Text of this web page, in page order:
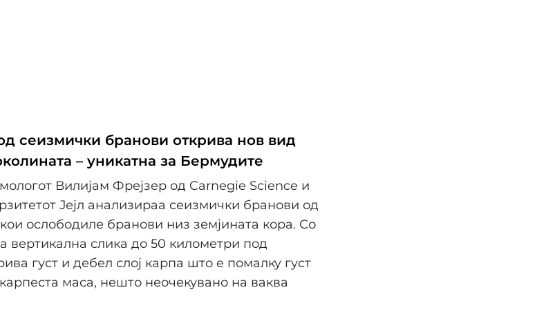
сеизмички бранови открива нов вид
– уникатна за Бермудите
Вилијам Фрејзер од Carnegie Science и
Јејл анализираа сеизмички бранови од
ослободиле бранови низ земјината кора. Со
вертикална слика до 50 километри под
густ и дебел слој карпа што е помалку густ
маса, нешто неочекувано на ваква